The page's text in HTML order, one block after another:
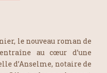
le nouveau roman de
au cœur d’une
d’Anselme, notaire de